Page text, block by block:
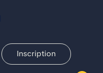
Inscription